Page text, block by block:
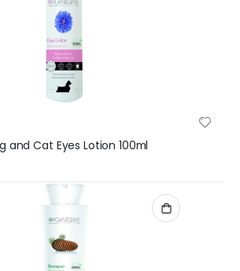
and Cat Eyes Lotion 100ml